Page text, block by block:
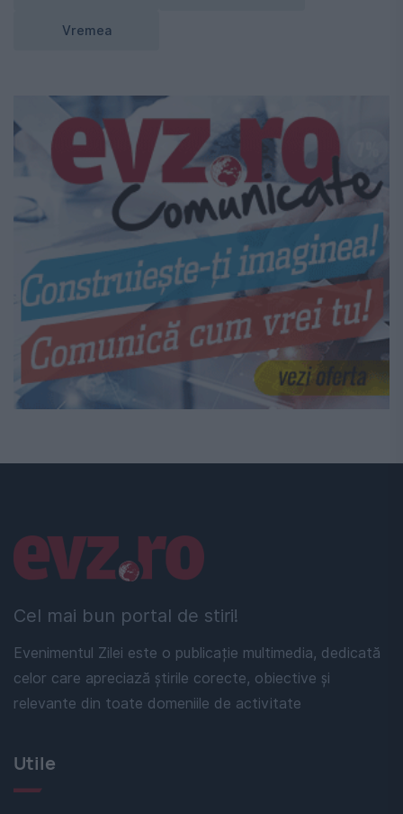
Vremea
Cel mai bun portal de stiri!
Evenimentul Zilei este o publicație multimedia, dedicată
celor care apreciază știrile corecte, obiective și
relevante din toate domeniile de activitate
Linkuri utile
Utile